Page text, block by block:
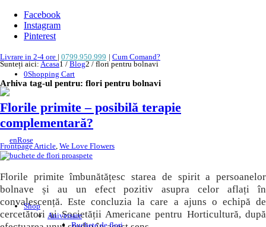
Facebook
Instagram
Pinterest
Livrare in 2-4 ore | 0799.950.999 | Cum Comand?
0Shopping Cart
Shop
Aniversare
Buchete de flori
Sunteți aici: Acasa1 / Blog2 / flori pentru bolnavi
Arhiva tag-ul pentru: flori pentru bolnavi
Florile primite – posibilă terapie
complementară?
Frontpage Article We Love Flowers
Florile primite îmbunătățesc starea de spirit a persoanelor
bolnave și au un efect pozitiv asupra celor aflați în
convalescență. Este concluzia la care a ajuns o echipă de
cercetători ai Societății Americane pentru Horticultură, după